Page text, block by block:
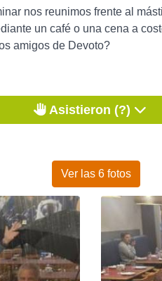
nos reunimos frente al
un café o una cena a
amigos de Devoto?
Asistieron (?)
Ver las 6 fotos